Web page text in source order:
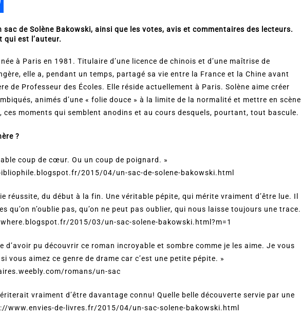
sac de Solène Bakowski, ainsi que les votes, avis et commentaires des lecteurs.
qui est l’auteur.
à Paris en 1981. Titulaire d’une licence de chinois et d’une maîtrise de
elle a, pendant un temps, partagé sa vie entre la France et la Chine avant
de Professeur des Écoles. Elle réside actuellement à Paris. Solène aime créer
animés d’une « folie douce » à la limite de la normalité et mettre en scène
ces moments qui semblent anodins et au cours desquels, pourtant, tout bascule.
?
coup de cœur. Ou un coup de poignard. »
2015/04/un-sac-de-solene-bakowski.html
réussite, du début à la fin. Une véritable pépite, qui mérite vraiment d’être lue. Il
qu’on n’oublie pas, qu’on ne peut pas oublier, qui nous laisse toujours une trace.
2015/03/un-sac-solene-bakowski.html?m=1
d’avoir pu découvrir ce roman incroyable et sombre comme je les aime. Je vous
vous aimez ce genre de drame car c’est une petite pépite. »
romans/un-sac
vraiment d’être davantage connu! Quelle belle découverte servie par une
www.envies-de-livres.fr/2015/04/un-sac-solene-bakowski.html